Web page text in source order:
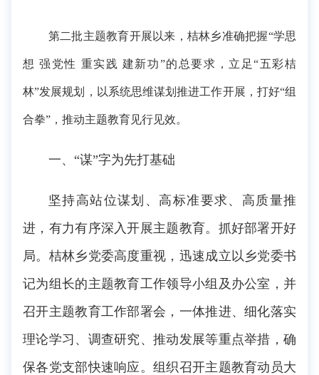
第二批主题教育开展以来，桔林乡准确把握“学思
想 强党性 重实践 建新功”的总要求，立足“五彩桔
林”发展规划，以系统思维谋划推进工作开展，打好“组
合拳”，推动主题教育见行见效。
一、“谋”字为先打基础
坚持高站位谋划、高标准要求、高质量推
进，有力有序深入开展主题教育。抓好部署开好
局。桔林乡党委高度重视，迅速成立以乡党委书
记为组长的主题教育工作领导小组及办公室，并
召开主题教育工作部署会，一体推进、细化落实
理论学习、调查研究、推动发展等重点举措，确
保各党支部快速响应。组织召开主题教育动员大